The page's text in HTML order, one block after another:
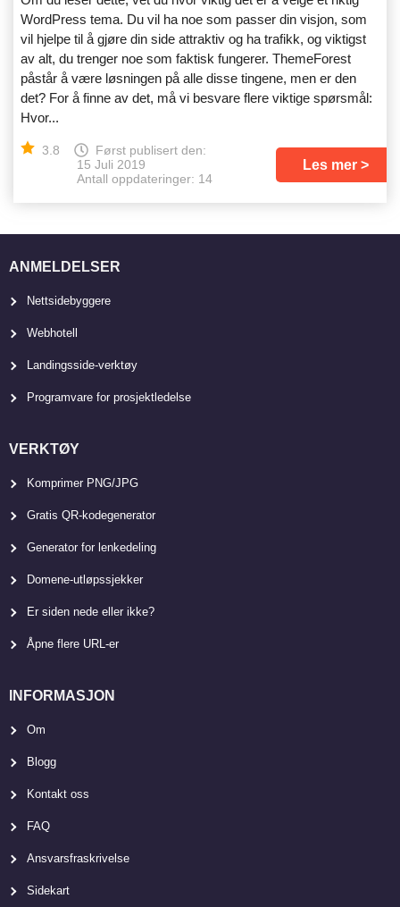
WordPress tema. Du vil ha noe som passer din visjon, som
vil hjelpe til å gjøre din side attraktiv og ha trafikk, og viktigst
av alt, du trenger noe som faktisk fungerer. ThemeForest
påstår å være løsningen på alle disse tingene, men er den
det? For å finne av det, må vi besvare flere viktige spørsmål:
Hvor...
3.8
Først publisert den:
15 Juli 2019
Antall oppdateringer: 14
Les mer
ANMELDELSER
Nettsidebyggere
Webhotell
Landingsside-verktøy
Programvare for prosjektledelse
VERKTØY
Komprimer PNG/JPG
Gratis QR-kodegenerator
Generator for lenkedeling
Domene-utløpssjekker
Er siden nede eller ikke?
Åpne flere URL-er
INFORMASJON
Om
Blogg
Kontakt oss
FAQ
Ansvarsfraskrivelse
Sidekart